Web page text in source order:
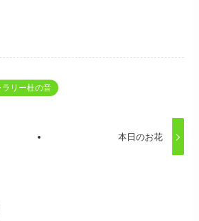
ラリー杜の音
本日のお花